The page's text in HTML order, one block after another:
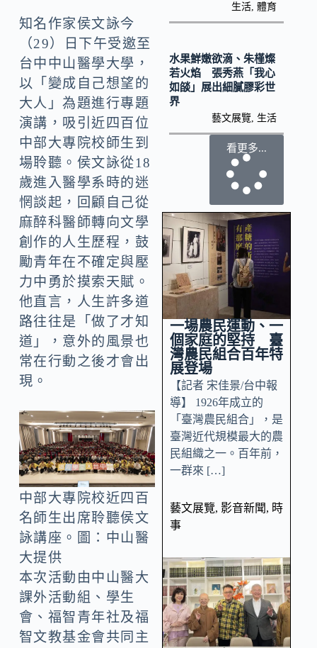
知名作家侯文詠今
（29）日下午受邀至
台中中山醫學大學，
以「變成自己想望的
大人」為題進行專題
演講，吸引近四百位
中部大專院校師生到
場聆聽。侯文詠從18
歲進入醫學系時的迷
惘談起，回顧自己從
麻醉科醫師轉向文學
創作的人生歷程，鼓
勵青年在不確定與壓
力中勇於摸索天賦。
他直言，人生許多道
路往往是「做了才知
道」，意外的風景也
常在行動之後才會出
現。
中部大專院校近四百
名師生出席聆聽侯文
詠講座。圖：中山醫
大提供
本次活動由中山醫大
課外活動組、學生
會、福智青年社及福
智文教基金會共同主
生活 ,體育
水果鮮嫩欲滴、朱槿燦
若火焰 張秀燕「我心
如燄」展出細膩膠彩世
界
藝文展覽 生活
看更多...
一場農民運動、一
個家庭的堅持 臺
灣農民組合百年特
展登場
【記者 宋佳景/台中報
導】 1926年成立的
「臺灣農民組合」，是
臺灣近代規模最大的農
民組織之一。百年前，
一群來 […]
藝文展覽, 影音新聞, 時
事